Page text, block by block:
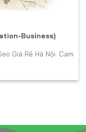
Business)
Giá Rẻ Hà Nội: Cam